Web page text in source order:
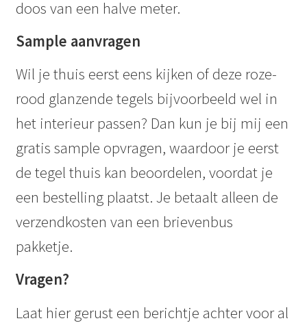
doos van een halve meter.
Sample aanvragen
Wil je thuis eerst eens kijken of deze roze-
rood glanzende tegels bijvoorbeeld wel in
het interieur passen? Dan kun je bij mij een
gratis sample opvragen, waardoor je eerst
de tegel thuis kan beoordelen, voordat je
een bestelling plaatst. Je betaalt alleen de
verzendkosten van een brievenbus
pakketje.
Vragen?
Laat hier gerust een berichtje achter voor al